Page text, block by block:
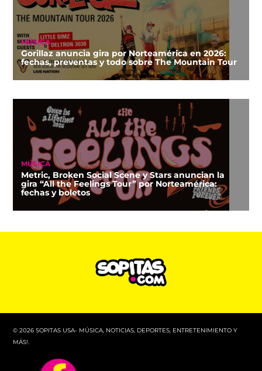
MÚSICA
Gorillaz anuncia gira por Norteamérica en 2026:
fechas, preventas y todo sobre The Mountain Tour
MÚSICA
Metric, Broken Social Scene y Stars anuncian la
gira “All the Feelings Tour” por Norteamérica:
fechas y boletos
© 2026 SOPITAS USA- MÚSICA, NOTICIAS, DEPORTES, ENTRETENIMIENTO Y
MÁS!.